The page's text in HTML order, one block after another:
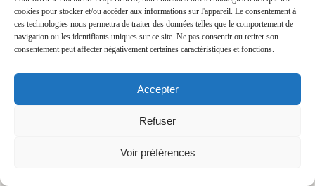
cookies pour stocker et/ou accéder aux informations sur l'appareil. Le consentement à
ces technologies nous permettra de traiter des données telles que le comportement de
navigation ou les identifiants uniques sur ce site. Ne pas consentir ou retirer son
consentement peut affecter négativement certaines caractéristiques et fonctions.
Accepter
Refuser
Voir préférences
stratégie digitale et stylisme culinaire - Bretagne